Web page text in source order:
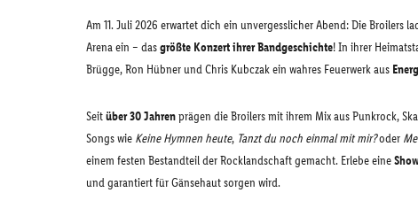
Am 11. Juli 2026 erwartet dich ein unvergesslicher Abend: Die Broilers
Arena ein – dasgrößte Konzert ihrer Bandgeschichte! In ihrer
Brügge, Ron Hübner und Chris Kubczak ein wahres Feuerwerk aus
Seitüber 30 Jahrenprägen die Broilers mit ihrem Mix aus Punkrock,
Songs wie Keine Hymnen heute, Tanzt du noch einmal mit mir?oder
einem festen Bestandteil der Rocklandschaft gemacht. Erlebe eine
und garantiert für Gänsehaut sorgen wird.